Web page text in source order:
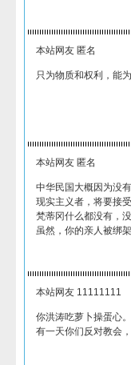
本站网友 匿名
只为物质和权利，能
本站网友 匿名
中华民国大概因为没
现实主义者，将要接
梵蒂冈什么都没有，
虽然，你的亲人被绑
本站网友 11111111
你洪涛吃萝卜操蛋心
有一天你们反对教会